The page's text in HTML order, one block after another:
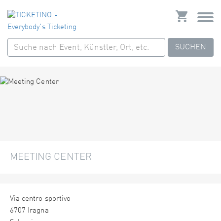
SUCHEN
MEETING CENTER
Via centro sportivo
6707 Iragna